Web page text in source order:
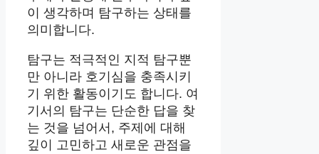
이 생각하며 탐구하는 상태를
의미합니다.
탐구는 적극적인 지적 탐구뿐
만 아니라 호기심을 충족시키
기 위한 활동이기도 합니다. 여
기서의 탐구는 단순한 답을 찾
는 것을 넘어서, 주제에 대해
깊이 고민하고 새로운 관점을